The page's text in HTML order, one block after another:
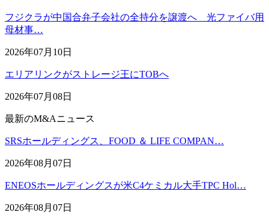
フジクラが中国合弁子会社の全持分を譲渡へ 光ファイバ用
母材事…
2026年07月10日
エリアリンクがストレージ王にTOBへ
2026年07月08日
最新のM&Aニュース
SRSホールディングス、FOOD ＆ LIFE COMPAN…
2026年08月07日
ENEOSホールディングスが米C4ケミカル大手TPC Hol…
2026年08月07日